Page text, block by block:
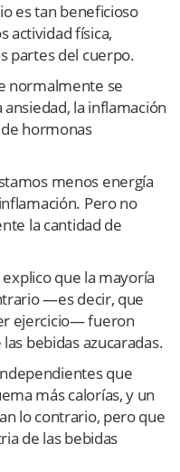
es tan beneficioso
actividad física,
partes del cuerpo.
normalmente se
la inflamación
hormonas
menos energía
Pero no
la cantidad de
que la mayoría
—es decir, que
ejercicio— fueron
bebidas azucaradas.
que
más calorías, y un
lo contrario, pero que
de las bebidas